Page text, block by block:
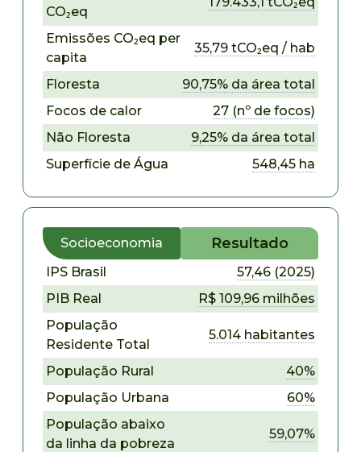
CO₂eq
Emissões CO₂eq per
capita
35,79 tCO₂eq / hab
Floresta
90,75% da área total
Focos de calor
27 (nº de focos)
Não Floresta
9,25% da área total
Superfície de Água
548,45 ha
Socioeconomia Resultado
IPS Brasil
57,46 (2025)
PIB Real
R$ 109,96 milhões
População
Residente Total
5.014 habitantes
População Rural
40%
População Urbana
60%
População abaixo
da linha da pobreza
59,07%